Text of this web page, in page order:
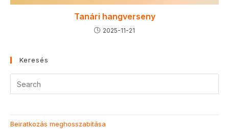
Tanári hangverseny
2025-11-21
Keresés
Beiratkozás meghosszabítása